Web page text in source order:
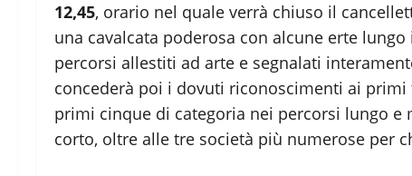
12,45, orario nel quale verrà chiuso il
una cavalcata poderosa con alcune erte
percorsi allestiti ad arte e segnalati
concederà poi i dovuti riconoscimenti ai
primi cinque di categoria nei percorsi lungo
corto, oltre alle tre società più numerose per